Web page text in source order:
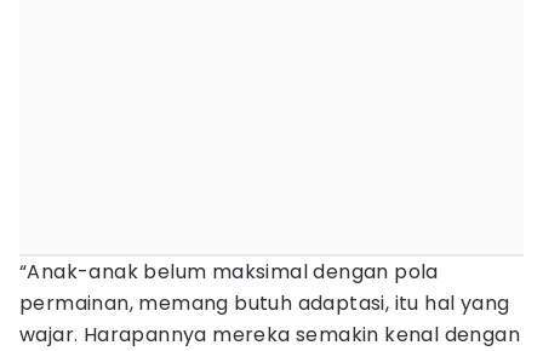
“Anak-anak belum maksimal dengan pola
permainan, memang butuh adaptasi, itu hal yang
wajar. Harapannya mereka semakin kenal dengan